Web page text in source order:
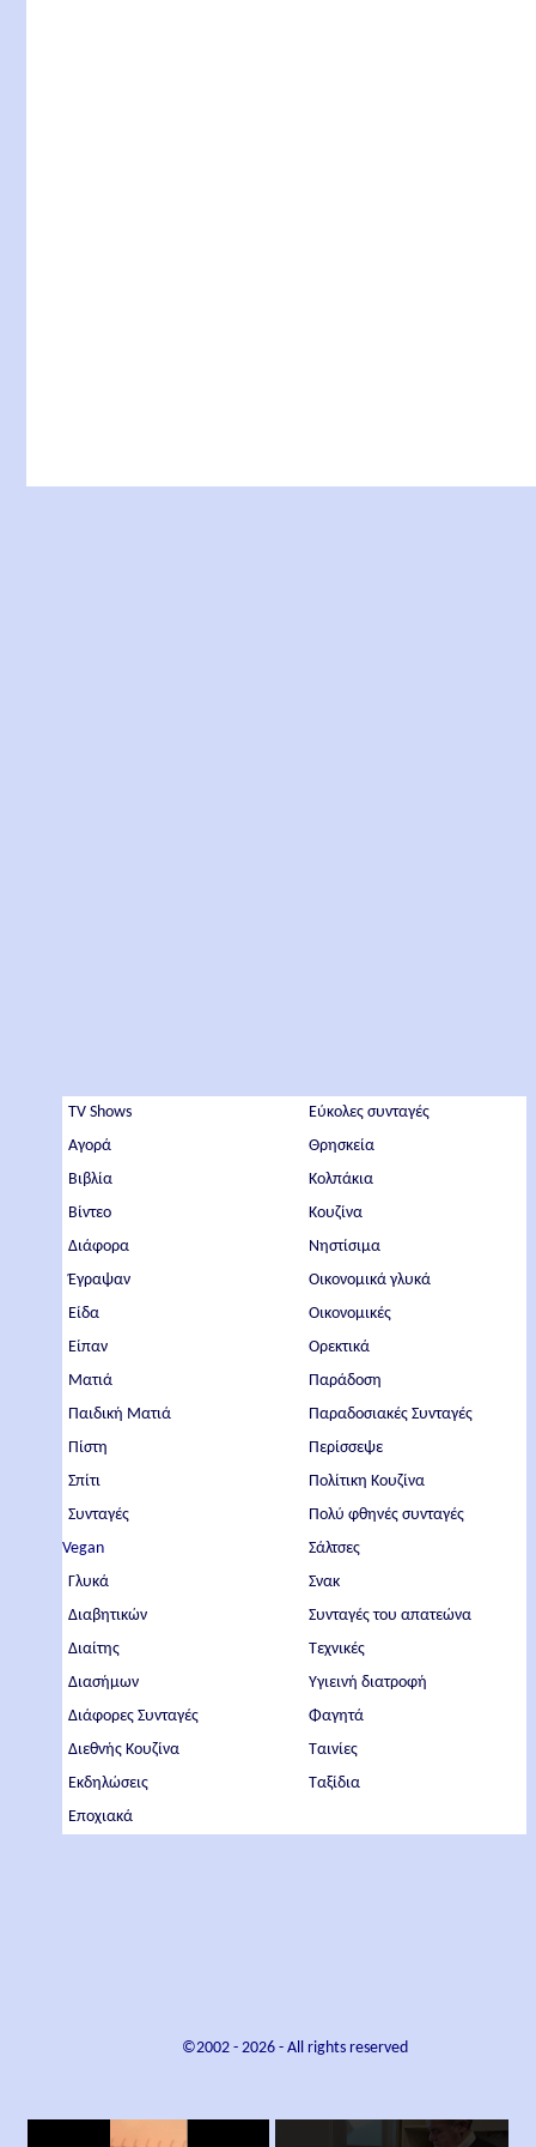
TV Shows
Αγορά
Βιβλία
Βίντεο
Διάφορα
Έγραψαν
Είδα
Είπαν
Ματιά
Παιδική Ματιά
Πίστη
Σπίτι
Συνταγές
Vegan
Γλυκά
Διαβητικών
Διαίτης
Διασήμων
Διάφορες Συνταγές
Διεθνής Κουζίνα
Εκδηλώσεις
Εποχιακά
Εύκολες συνταγές
Θρησκεία
Κολπάκια
Κουζίνα
Νηστίσιμα
Οικονομικά γλυκά
Οικονομικές
Ορεκτικά
Παράδοση
Παραδοσιακές Συνταγές
Περίσσεψε
Πολίτικη Κουζίνα
Πολύ φθηνές συνταγές
Σάλτσες
Σνακ
Συνταγές του απατεώνα
Τεχνικές
Υγιεινή διατροφή
Φαγητά
Ταινίες
Ταξίδια
©2002 - 2026- All rights reserved